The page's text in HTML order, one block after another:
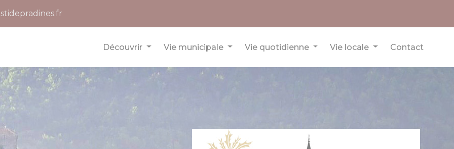
Découvrir Vie municipale Vie quotidienne Vie locale Contact